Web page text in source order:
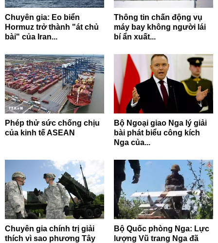
Chuyên gia: Eo biển
Hormuz trở thành "át chủ
bài" của Iran...
Thông tin chấn động vụ
máy bay không người lái
bí ẩn xuất...
Phép thử sức chống chịu
của kinh tế ASEAN
Bộ Ngoại giao Nga lý giải
bài phát biểu công kích
Nga của...
Chuyên gia chính trị giải
thích vì sao phương Tây
Bộ Quốc phòng Nga: Lực
lượng Vũ trang Nga đã